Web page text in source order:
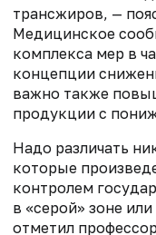
трансжиров, —
Медицинское
комплекса мер в
концепции
важно также
продукции с
Надо различать
которые
контролем
в «серой» зоне
отметил